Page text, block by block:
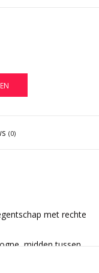
(0)
met rechte
midden tussen